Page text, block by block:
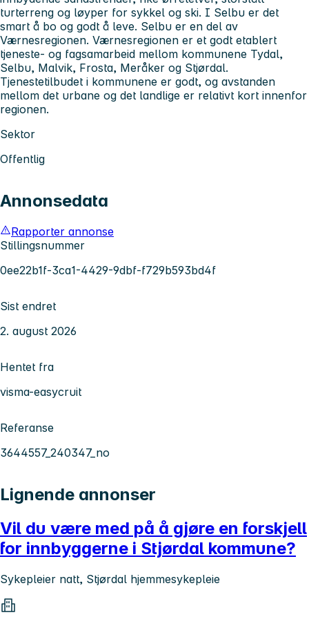
turterreng og løyper for sykkel og ski. I Selbu er det
smart å bo og godt å leve. Selbu er en del av
Værnesregionen. Værnesregionen er et godt etablert
tjeneste- og fagsamarbeid mellom kommunene Tydal,
Selbu, Malvik, Frosta, Meråker og Stjørdal.
Tjenestetilbudet i kommunene er godt, og avstanden
mellom det urbane og det landlige er relativt kort innenfor
regionen.
Sektor
Offentlig
Annonsedata
Rapporter annonse
Stillingsnummer
0ee22b1f-3ca1-4429-9dbf-f729b593bd4f
Sist endret
2. august 2026
Hentet fra
visma-easycruit
Referanse
3644557_240347_no
Lignende annonser
Vil du være med på å gjøre en forskjell
for innbyggerne i Stjørdal kommune?
Sykepleier natt, Stjørdal hjemmesykepleie